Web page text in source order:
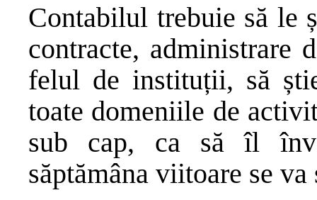
Contabilul trebuie să le
contracte, administrare
felul de instituții, să
toate domeniile de
sub cap, ca să îl
săptămâna viitoare se